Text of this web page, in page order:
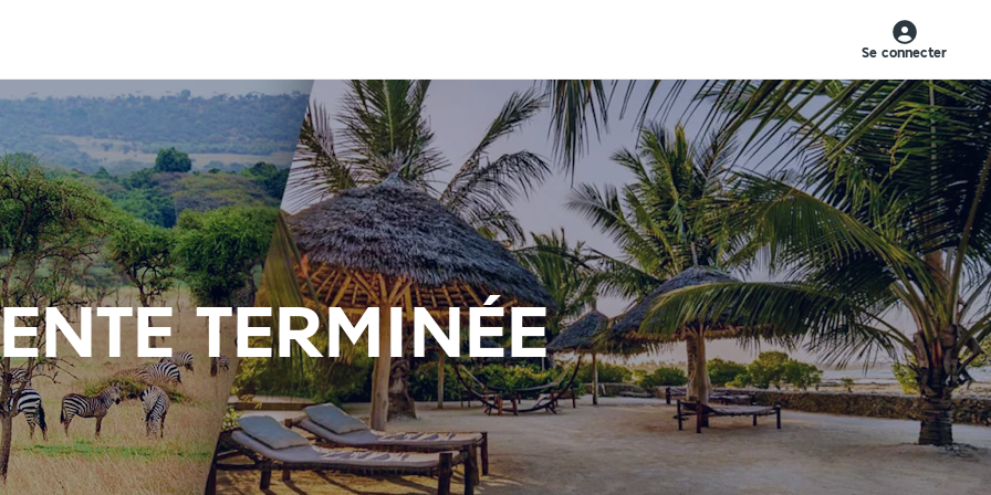
Se connecter
TERMINÉE